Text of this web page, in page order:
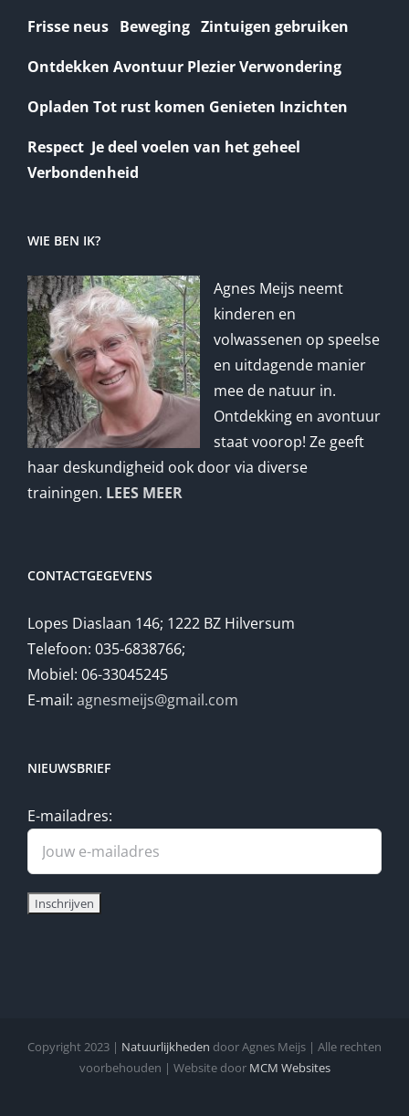
Frisse neus Beweging Zintuigen gebruiken
Ontdekken Avontuur Plezier Verwondering
Opladen Tot rust komen Genieten Inzichten
Respect Je deel voelen van het geheel
Verbondenheid
WIE BEN IK?
Agnes Meijs neemt
kinderen en
volwassenen op speelse
en uitdagende manier
mee de natuur in.
Ontdekking en avontuur
staat voorop! Ze geeft
haar deskundigheid ook door via diverse
trainingen. LEES MEER
CONTACTGEGEVENS
Lopes Diaslaan 146; 1222 BZ Hilversum
Telefoon: 035-6838766;
Mobiel: 06-33045245
E-mail: agnesmeijs@gmail.com
NIEUWSBRIEF
E-mailadres:
Copyright 2023 | Natuurlijkheden door Agnes Meijs | Alle rechten
voorbehouden | Website door MCM Websites